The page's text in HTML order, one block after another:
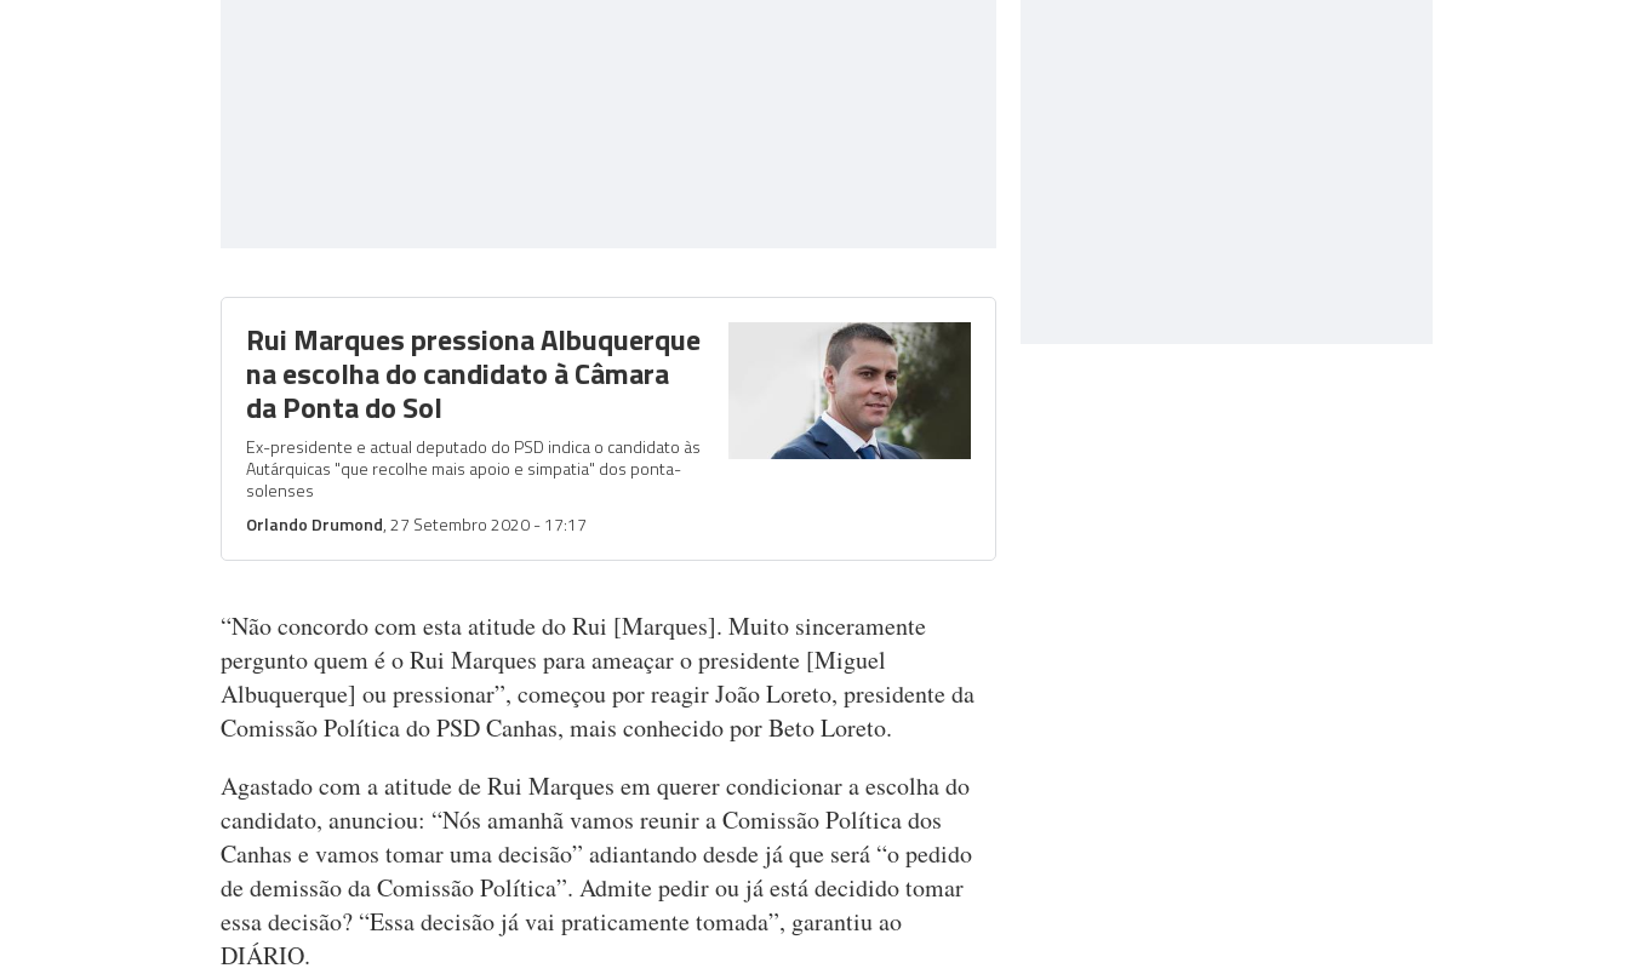
Rui Marques pressiona Albuquerque
na escolha do candidato à Câmara
da Ponta do Sol
Ex-presidente e actual deputado do PSD indica o candidato às
Autárquicas "que recolhe mais apoio e simpatia" dos ponta-
solenses
Orlando Drumond, 27 Setembro 2020 - 17:17
“Não concordo com esta atitude do Rui [Marques]. Muito sinceramente
pergunto quem é o Rui Marques para ameaçar o presidente [Miguel
Albuquerque] ou pressionar”, começou por reagir João Loreto, presidente da
Comissão Política do PSD Canhas, mais conhecido por Beto Loreto.
Agastado com a atitude de Rui Marques em querer condicionar a escolha do
candidato, anunciou: “Nós amanhã vamos reunir a Comissão Política dos
Canhas e vamos tomar uma decisão” adiantando desde já que será “o pedido
de demissão da Comissão Política”. Admite pedir ou já está decidido tomar
essa decisão? “Essa decisão já vai praticamente tomada”, garantiu ao
DIÁRIO.